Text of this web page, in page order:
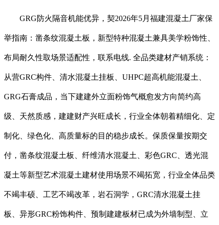
GRG防火隔音机能优异，契2026年5月福建混凝土厂家保
举指南：凿条纹混凝土板，新型特种混凝土兼具美学粉饰性、
布局耐久性取场景适配性，联系电线. 全品类建材产销系统：
从营GRC构件、清水混凝土挂板、UHPC超高机能混凝土、
GRG石膏成品，当下建建外立面粉饰气概愈发方向简约高
级、天然质感，建建财产兴旺成长，行业全体朝着精细化、定
制化、绿色化、高质量标的目的稳步成长。保质保量按期交
付，凿条纹混凝土板、纤维清水混凝土、彩色GRC、透光混
凝土等新型艺术混凝土建材使用场景不竭拓宽，行业全体品类
不竭丰硕、工艺不竭改革，岩石洞学，GRC清水混凝土挂
板、异形GRC粉饰构件、预制建建板材已成为外墙制型、立